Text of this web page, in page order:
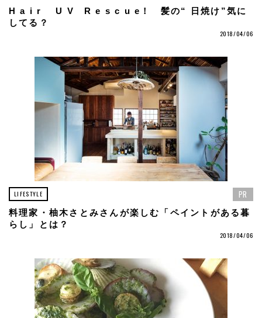
H a i r U V R e s c u e！ 髪の“ 日焼け”気に
してる？
2018/04/06
LIFESTYLE PR
料理家・柚木さとみさんが楽しむ「ペイントがある暮
らし」とは？
2018/04/06